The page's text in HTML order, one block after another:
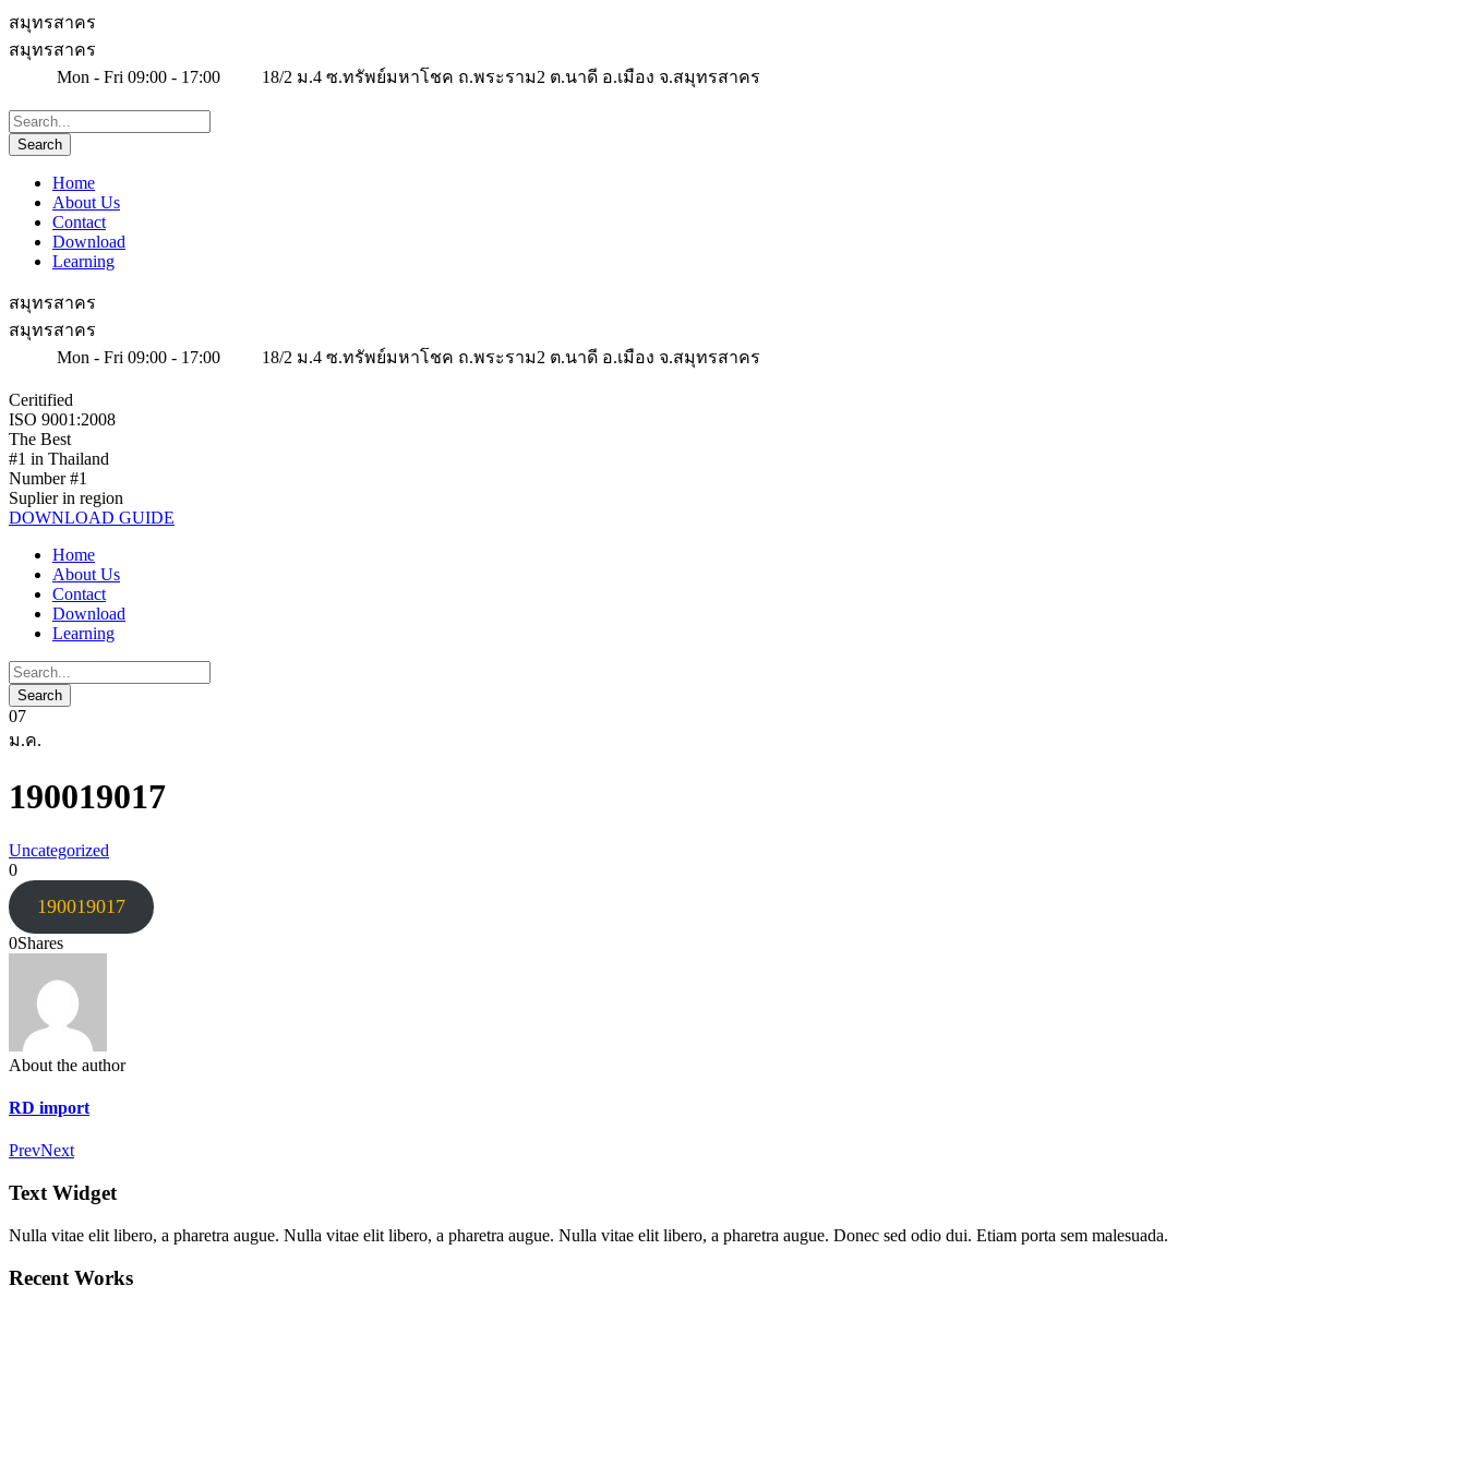
สมุทรสาคร
สมุทรสาคร
Mon - Fri 09:00 - 17:00
18/2 ม.4 ซ.ทรัพย์มหาโชค ถ.พระราม2 ต.นาดี อ.เมือง จ.สมุทรสาคร
Home
About Us
Contact
Download
Learning
สมุทรสาคร
สมุทรสาคร
Mon - Fri 09:00 - 17:00
18/2 ม.4 ซ.ทรัพย์มหาโชค ถ.พระราม2 ต.นาดี อ.เมือง จ.สมุทรสาคร
Ceritified
ISO 9001:2008
The Best
#1 in Thailand
Number #1
Suplier in region
DOWNLOAD GUIDE
Home
About Us
Contact
Download
Learning
07
ม.ค.
190019017
Uncategorized
0
190019017
0Shares
About the author
RD import
PrevNext
Text Widget
Nulla vitae elit libero, a pharetra augue. Nulla vitae elit libero, a pharetra augue. Nulla vitae elit libero, a pharetra augue. Donec sed odio dui. Etiam porta sem malesuada.
Recent Works